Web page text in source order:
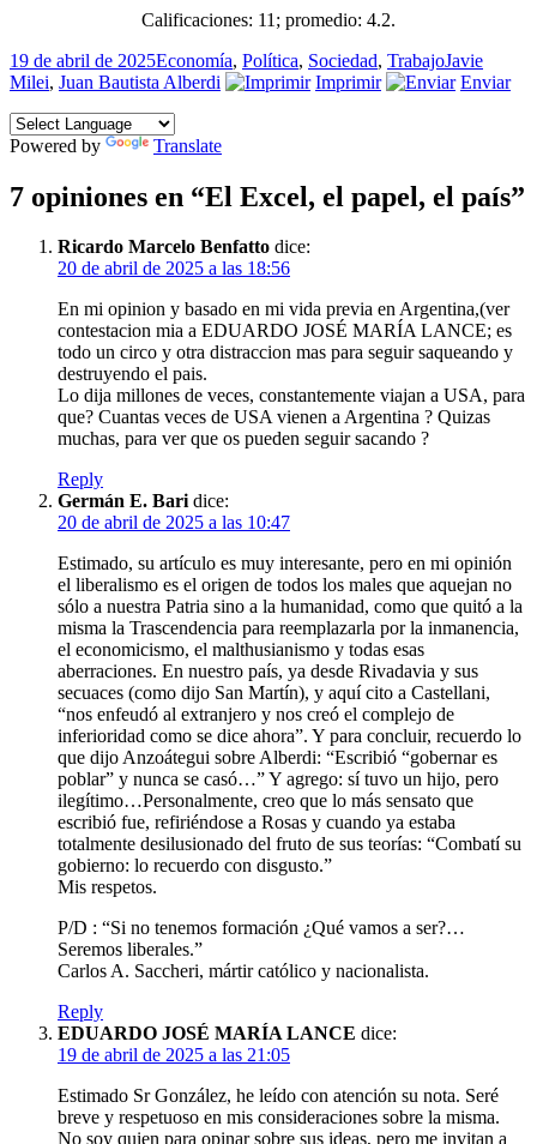
Calificaciones: 11 ; promedio: 4.2.
Publicado
el
19 de abril de 2025Categorías
Economía, Política, Sociedad, TrabajoEtiquetas
Javie
Milei, Juan Bautista Alberdi Imprimir Enviar
Powered by Translate
7 opiniones en “El Excel, el papel, el país”
Ricardo Marcelo Benfatto dice:
20 de abril de 2025 a las 18:56
En mi opinion y basado en mi vida previa en Argentina,(ver
contestacion mia a EDUARDO JOSÉ MARÍA LANCE; es
todo un circo y otra distraccion mas para seguir saqueando y
destruyendo el pais.
Lo dija millones de veces, constantemente viajan a USA, para
que? Cuantas veces de USA vienen a Argentina ? Quizas
muchas, para ver que os pueden seguir sacando ?
Reply
Germán E. Bari dice:
20 de abril de 2025 a las 10:47
Estimado, su artículo es muy interesante, pero en mi opinión
el liberalismo es el origen de todos los males que aquejan no
sólo a nuestra Patria sino a la humanidad, como que quitó a la
misma la Trascendencia para reemplazarla por la inmanencia,
el economicismo, el malthusianismo y todas esas
aberraciones. En nuestro país, ya desde Rivadavia y sus
secuaces (como dijo San Martín), y aquí cito a Castellani,
“nos enfeudó al extranjero y nos creó el complejo de
inferioridad como se dice ahora”. Y para concluir, recuerdo lo
que dijo Anzoátegui sobre Alberdi: “Escribió “gobernar es
poblar” y nunca se casó…” Y agrego: sí tuvo un hijo, pero
ilegítimo…Personalmente, creo que lo más sensato que
escribió fue, refiriéndose a Rosas y cuando ya estaba
totalmente desilusionado del fruto de sus teorías: “Combatí su
gobierno: lo recuerdo con disgusto.”
Mis respetos.
P/D : “Si no tenemos formación ¿Qué vamos a ser?…
Seremos liberales.”
Carlos A. Saccheri, mártir católico y nacionalista.
Reply
EDUARDO JOSÉ MARÍA LANCE dice:
19 de abril de 2025 a las 21:05
Estimado Sr González, he leído con atención su nota. Seré
breve y respetuoso en mis consideraciones sobre la misma.
No soy quien para opinar sobre sus ideas, pero me invitan a